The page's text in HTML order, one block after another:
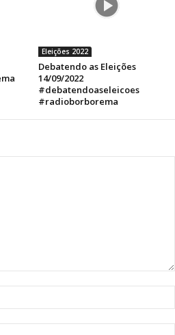
Eleições 2022
Debatendo as Eleições
14/09/2022
#debatendoaseleicoes
#radioborborema